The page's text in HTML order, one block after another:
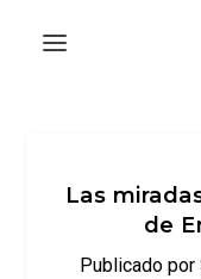
Las
de
Publicado por